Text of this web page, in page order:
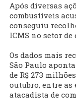
Após diversas
combustíveis
conseguiu
ICMS no setor
Os dados mais
São Paulo
de R$ 273
outubro, entre as
atacadista de